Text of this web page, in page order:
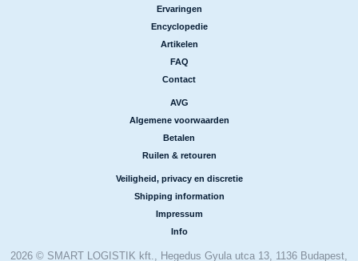
Ervaringen
Encyclopedie
Artikelen
FAQ
Contact
AVG
Algemene voorwaarden
Betalen
Ruilen & retouren
Veiligheid, privacy en discretie
Shipping information
Impressum
Info
2026 © SMART LOGISTIK kft., Hegedus Gyula utca 13, 1136 Budapest,